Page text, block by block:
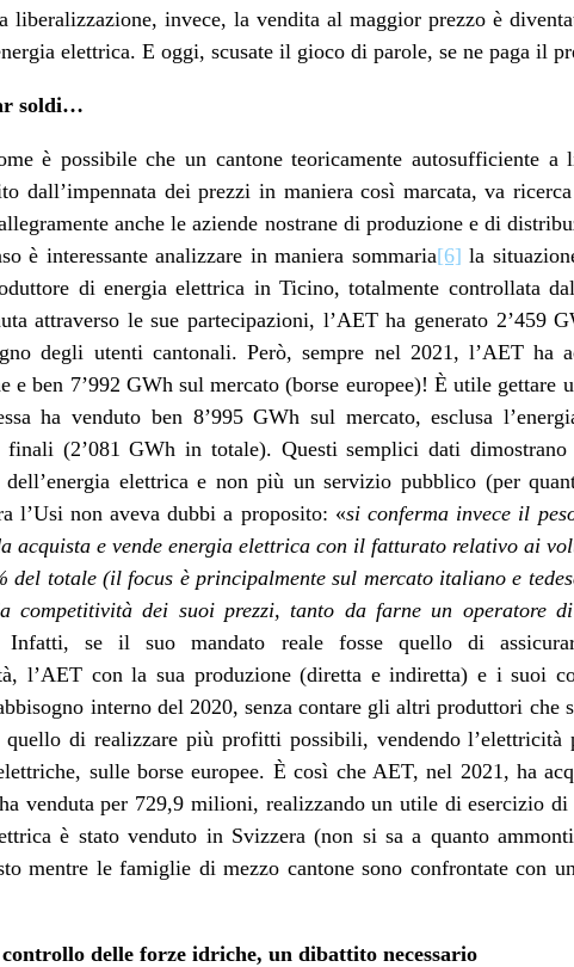
liberalizzazione, invece, la vendita al maggior prezzo è
elettrica. E oggi, scusate il gioco di parole, se ne paga il
soldi…
è possibile che un cantone teoricamente autosufficiente
dall’impennata dei prezzi in maniera così marcata, va
anche le aziende nostrane di produzione e di
è interessante analizzare in maniera sommaria[6] la
di energia elettrica in Ticino, totalmente controllata
attraverso le sue partecipazioni, l’AET ha generato 2’459
degli utenti cantonali. Però, sempre nel 2021, l’AET ha
e ben 7’992 GWh sul mercato (borse europee)! È utile gettare
ha venduto ben 8’995 GWh sul mercato, esclusa
(2’081 GWh in totale). Questi semplici dati
elettrica e non più un servizio pubblico (per
l’Usi non aveva dubbi a proposito: «si conferma invece il
acquista e vende energia elettrica con il fatturato relativo ai
totale (il focus è principalmente sul mercato italiano e
competitività dei suoi prezzi, tanto da farne un operatore
se il suo mandato reale fosse quello di
l’AET con la sua produzione (diretta e indiretta) e i suoi
interno del 2020, senza contare gli altri produttori che
di realizzare più profitti possibili, vendendo
sulle borse europee. È così che AET, nel 2021, ha
venduta per 729,9 milioni, realizzando un utile di esercizio
è stato venduto in Svizzera (non si sa a quanto
mentre le famiglie di mezzo cantone sono confrontate con
delle forze idriche, un dibattito necessario